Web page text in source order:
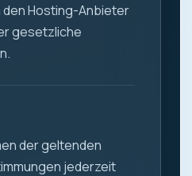
Hosting-Anbieter
gesetzliche
der geltenden
jederzeit